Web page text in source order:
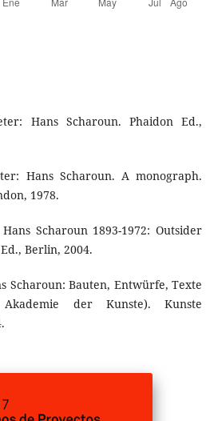
Hans Scharoun. Phaidon Ed.,
Hans Scharoun. A monograph.
1978.
Scharoun 1893-1972: Outsider
Berlin, 2004.
Scharoun: Bauten, Entwürfe, Texte
der Kunste). Kunste